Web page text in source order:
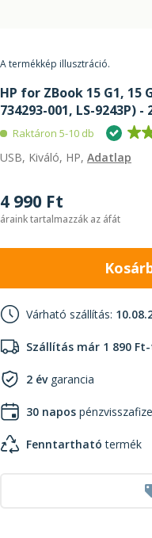
A termékkép illusztráció.
HP for ZBook 15 G1, 15
734293-001, LS-9243P) -
Raktáron 5-10 db
USB, Kiváló, HP, Adatlap
4 990 Ft
áraink tartalmazzák az áfát
Várható szállítás:
Szállítás már 1 890
2 évgarancia
30 napos
Fenntartható termék